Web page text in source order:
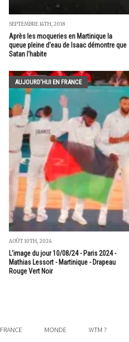
SEPTEMBRE 14TH, 2018
Après les moqueries en Martinique la
queue pleine d'eau de Isaac démontre que
Satan l'habite
AUJOURD'HUI EN FRANCE
AOÛT 10TH, 2024
L'image du jour 10/08/24 - Paris 2024 -
Mathias Lessort - Martinique - Drapeau
Rouge Vert Noir
FRANCE MONDE WTM ?